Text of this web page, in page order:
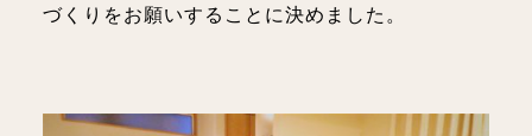
づくりをお願いすることに決めました。